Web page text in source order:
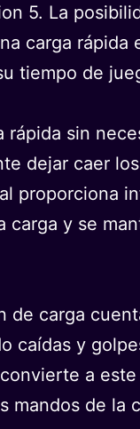
5. La
carga
tiempo de
rápida sin
dejar caer
proporciona
carga y se
de carga
caídas y
a
mandos de la